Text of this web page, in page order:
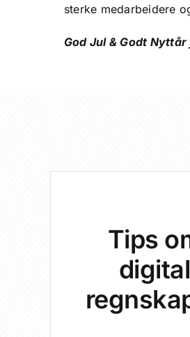
sterke medarbeidere
God Jul & Godt
Tips
digital